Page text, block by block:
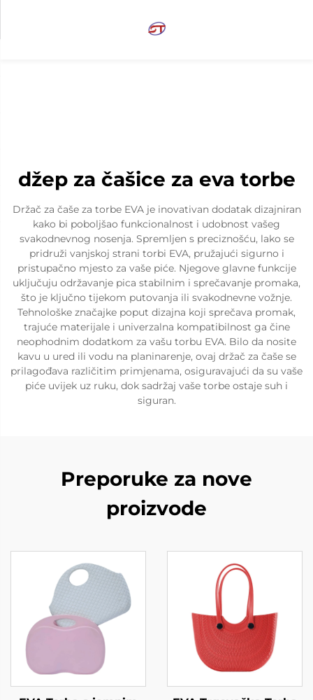
džep za čašice za eva torbe
Držač za čaše za torbe EVA je inovativan dodatak dizajniran
kako bi poboljšao funkcionalnost i udobnost vašeg
svakodnevnog nosenja. Spremljen s preciznošću, lako se
pridruži vanjskoj strani torbi EVA, pružajući sigurno i
pristupačno mjesto za vaše piće. Njegove glavne funkcije
uključuju održavanje pica stabilnim i sprečavanje promaka,
što je ključno tijekom putovanja ili svakodnevne vožnje.
Tehnološke značajke poput dizajna koji sprečava promak,
trajuće materijale i univerzalna kompatibilnost ga čine
neophodnim dodatkom za vašu torbu EVA. Bilo da nosite
kavu u ured ili vodu na planinarenje, ovaj držač za čaše se
prilagođava različitim primjenama, osiguravajući da su vaše
piće uvijek uz ruku, dok sadržaj vaše torbe ostaje suh i
siguran.
Preporuke za nove
proizvode